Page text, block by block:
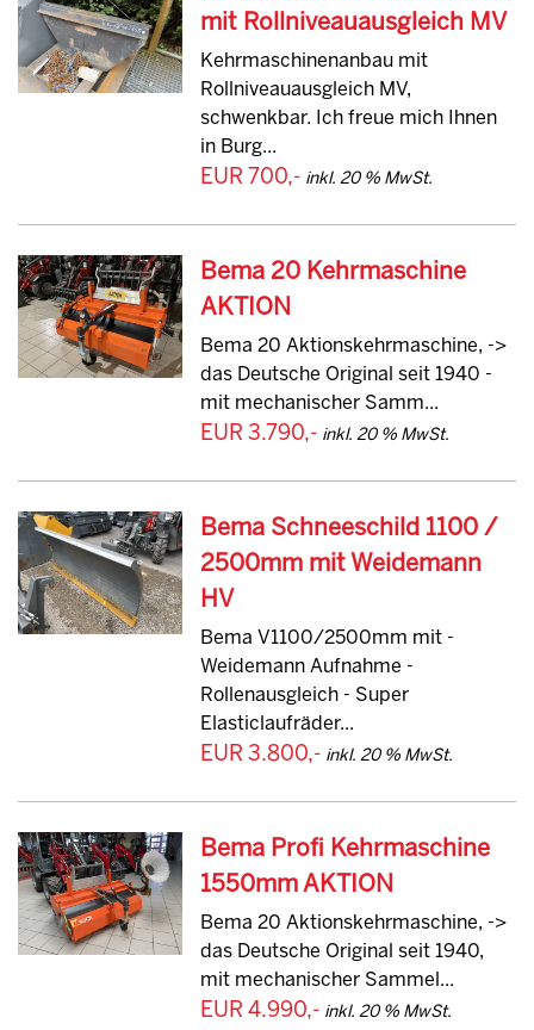
mit Rollniveauausgleich MV
Kehrmaschinenanbau mit
Rollniveauausgleich MV,
schwenkbar. Ich freue mich Ihnen
in Burg...
EUR 700,- inkl. 20 % MwSt.
Bema 20 Kehrmaschine
AKTION
Bema 20 Aktionskehrmaschine, ->
das Deutsche Original seit 1940 -
mit mechanischer Samm...
EUR 3.790,- inkl. 20 % MwSt.
Bema Schneeschild 1100 /
2500mm mit Weidemann
HV
Bema V1100/2500mm mit -
Weidemann Aufnahme -
Rollenausgleich - Super
Elasticlaufräder...
EUR 3.800,- inkl. 20 % MwSt.
Bema Profi Kehrmaschine
1550mm AKTION
Bema 20 Aktionskehrmaschine, ->
das Deutsche Original seit 1940,
mit mechanischer Sammel...
EUR 4.990,- inkl. 20 % MwSt.